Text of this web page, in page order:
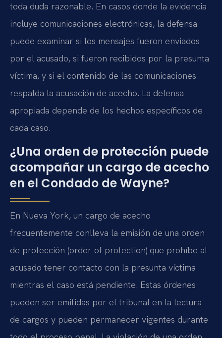
toda duda razonable. En casos donde la evidencia
incluye comunicaciones electrónicas, la defensa
puede examinar si los mensajes fueron enviados
por el acusado, si fueron recibidos por la presunta
víctima, y si el contenido de las comunicaciones
respalda la acusación de acecho. La defensa
apropiada depende de los hechos específicos de
cada caso.
¿Una orden de protección puede
acompañar un cargo de acecho
en el Condado de Wayne?
En Nueva York, un cargo de acecho
frecuentemente conlleva la emisión de una orden
de protección (order of protection) que prohíbe al
acusado tener contacto con la presunta víctima
mientras el caso está pendiente. Estas órdenes
pueden ser emitidas por el tribunal en la lectura
de cargos y pueden permanecer vigentes durante